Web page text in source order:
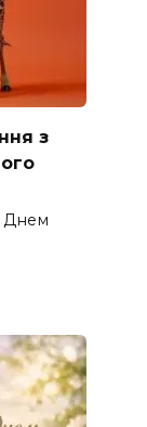
з
Днем